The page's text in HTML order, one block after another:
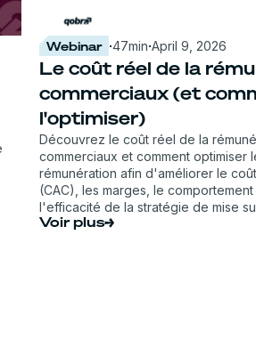
Webinar ·47min·April 9, 2026
Le coût réel de la
commerciaux (et
l'optimiser)
Découvrez le coût réel de la
commerciaux et comment optimiser
rémunération afin d'améliorer le
(CAC), les marges, le
l'efficacité de la stratégie de mise
Voir plus